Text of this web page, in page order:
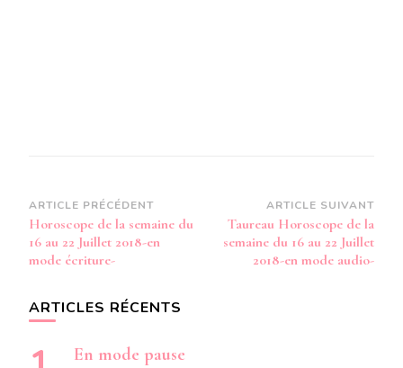
Navigation
d’article
ARTICLE PRÉCÉDENT
Horoscope de la semaine du
16 au 22 Juillet 2018-en
mode écriture-
ARTICLE SUIVANT
Taureau Horoscope de la
semaine du 16 au 22 Juillet
2018-en mode audio-
ARTICLES RÉCENTS
En mode pause